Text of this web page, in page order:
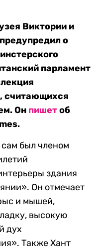
Виктории и
о
парламент
считающихся
Он пишетоб
был членом
здания
Он отмечает
и мышей,
высокую
дух
Также Хант